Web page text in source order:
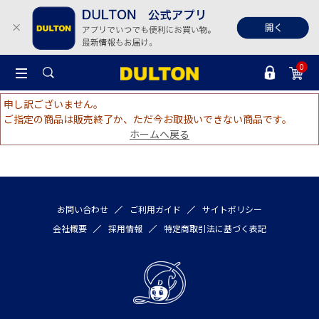
0
申し訳ございません。
ご指定の商品は販売終了か、ただ今お取扱いできない商品です。
ホームへ戻る
お問い合わせ ご利用ガイド
サイトポリシー
会社概要
採用情報 特定商取引法に基づく表記